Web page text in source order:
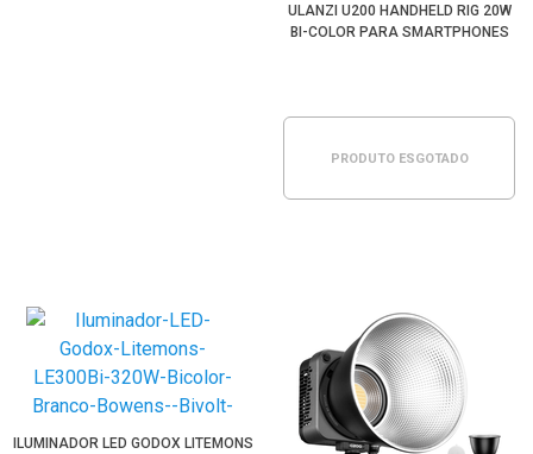
ULANZI U200 HANDHELD RIG 20W
BI-COLOR PARA SMARTPHONES
PRODUTO ESGOTADO
ILUMINADOR LED GODOX LITEMONS